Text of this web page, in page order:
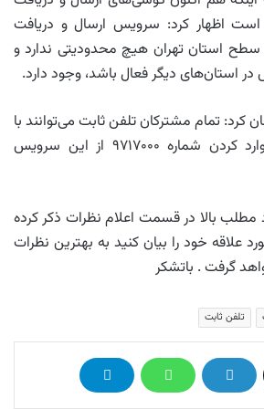
است اظهار کرد: سرویس ارسال و دریافت
سطح استان تهران هیچ محدودیتی ندارد و
استان‌های دیگر فعال باشد، وجود دارد.
کرد: تمام مشترکان تلفن ثابت می‌توانند با
تهیه این گوشی‌ها و وارد کردن شماره ۹۷۱۷۰۰۰ از این سرویس
مطلب بالا در قسمت اعلام نظرات ذکر کرده
علاقه خود را بیان کنید به بهترین نظرات
گرفت . باتشکر
تلفن ثابت